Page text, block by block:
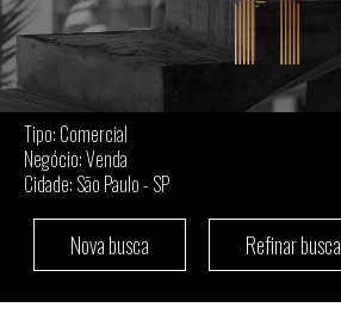
Tipo: Comercial
Negócio: Venda
Cidade: São Paulo - SP
Nova busca Refinar busca